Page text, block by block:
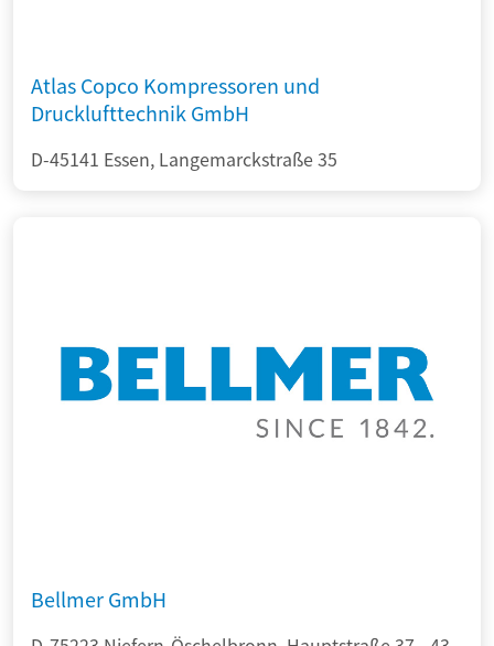
Atlas Copco Kompressoren und
Drucklufttechnik GmbH
D-45141 Essen, Langemarckstraße 35
Bellmer GmbH